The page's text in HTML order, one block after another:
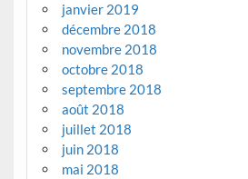
janvier 2019
décembre 2018
novembre 2018
octobre 2018
septembre 2018
août 2018
juillet 2018
juin 2018
mai 2018